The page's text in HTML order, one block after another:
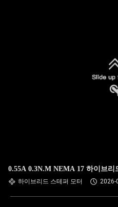
0.55A 0.3N.M NEMA 17 하이브리
하이브리드 스테퍼 모터 2026-